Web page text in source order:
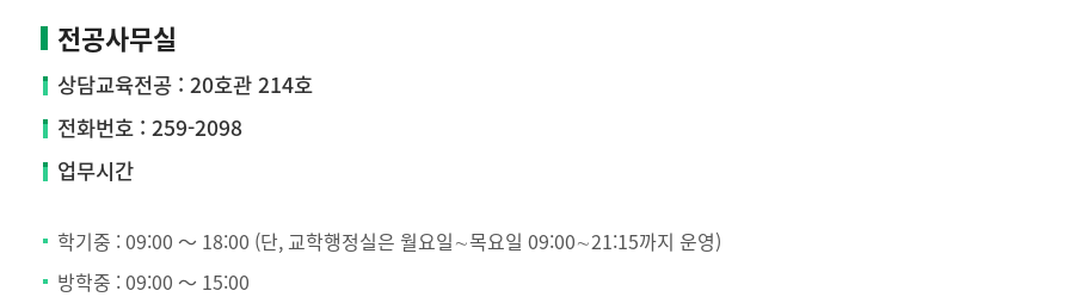
수학교육전공
전공사무실
상담교육전공 : 20호관 214호
전화번호 : 259-2098
업무시간
학기중 : 09:00 ～ 18:00 (단, 교학행정실은 월요일∼목요일 09:00∼21:15까지 운영)
방학중 : 09:00 ～ 15:00